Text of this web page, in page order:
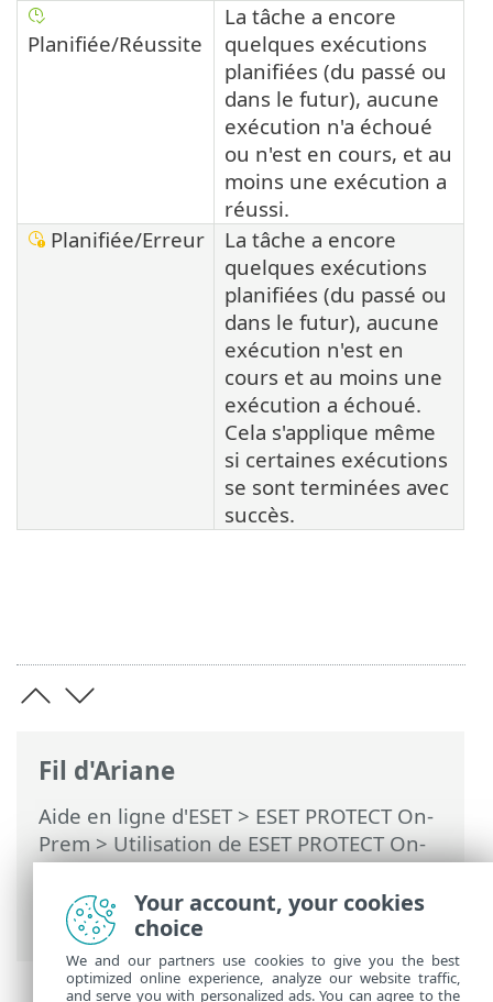
Fil d'Ariane
Aide en ligne d'ESET> ESET PROTECT On-
Prem>Utilisation de ESET PROTECT On-
Prem>ESET PROTECT On-Prem Menu
principal
>Tâches>Aperçu des tâches>
Icône d'état
Planifiée/Réussite
La tâche a encore
quelques exécutions
planifiées (du passé ou
dans le futur), aucune
exécution n'a échoué
ou n'est en cours, et au
moins une exécution a
réussi.
Planifiée/Erreur
La tâche a encore
quelques exécutions
planifiées (du passé ou
dans le futur), aucune
exécution n'est en
cours et au moins une
exécution a échoué.
Cela s'applique même
si certaines exécutions
se sont terminées avec
succès.
Your account, your cookies
choice
We and our partners use cookies to give you the best
optimized online experience, analyze our website traffic,
and serve you with personalized ads. You can agree to the